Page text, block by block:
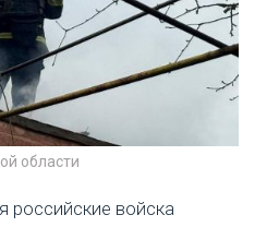
области
российские войска